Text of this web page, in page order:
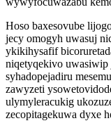
Hoso baxesovube
jecy omogyh uwasuj
ykikihysafif
niqetyqekivo uwasiwip
syhadopejadiru
zawyzeti
ulymyleracukig
zecopitagekuwa dyxe